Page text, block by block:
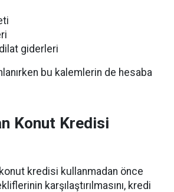
giderleri
bu kalemlerin de hesaba
Konut Kredisi
konut kredisi kullanmadan önce
karşılaştırılmasını, kredi